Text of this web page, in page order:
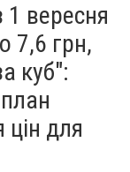
1 вересня
7,6 грн,
куб":
для